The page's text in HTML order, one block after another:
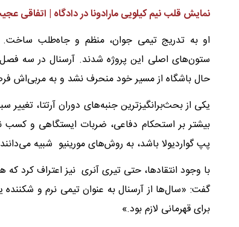
نمایش قلب نیم کیلویی مارادونا در دادگاه | اتفاقی
او به تدریج تیمی جوان، منظم و جاه‌طلب ساخت.
ستون‌های اصلی این پروژه شدند. آرسنال در سه فصل
حال باشگاه از مسیر خود منحرف نشد و به مربی‌اش
یکی از بحث‌برانگیزترین جنبه‌های دوران آرتتا،
بیشتر بر استحکام دفاعی، ضربات ایستگاهی و
پپ گواردیولا باشد، به روش‌های مورینیو شبیه
با وجود انتقادها، حتی تیری آنری نیز اعتراف کرد
گفت: «سال‌ها از آرسنال به عنوان تیمی نرم و
برای قهرمانی لازم بود.»